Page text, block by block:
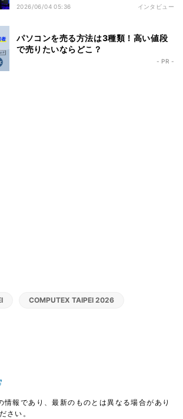
2026/06/04 05:36 インタビュー
パソコンを売る方法は3種類！高い値段
で売りたいならどこ？
- PR -
COMPUTEX TAIPEI 2026
情報であり、最新のものとは異なる場合があり
さい。